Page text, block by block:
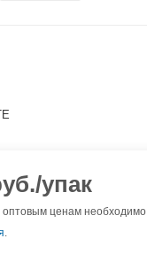
/упак
оптовым ценам необходимо
.